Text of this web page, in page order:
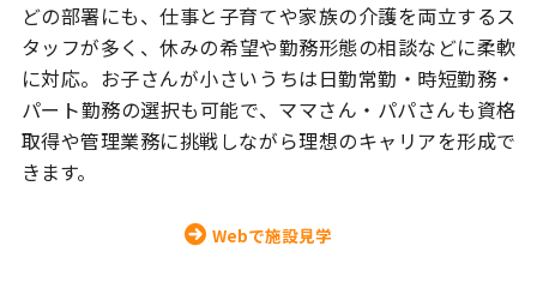
どの部署にも、仕事と子育てや家族の介護を両立するス
タッフが多く、休みの希望や勤務形態の相談などに柔軟
に対応。お子さんが小さいうちは日勤常勤・時短勤務・
パート勤務の選択も可能で、ママさん・パパさんも資格
取得や管理業務に挑戦しながら理想のキャリアを形成で
きます。
Webで施設見学